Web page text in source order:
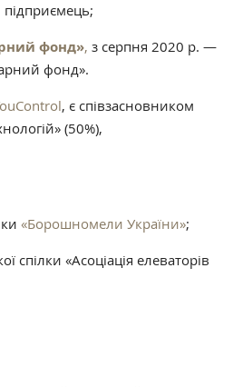
фонд», з серпня 2020 р. —
фонд».
, є співзасновником
(50%),
«Борошномели України»;
«Асоціація елеваторів